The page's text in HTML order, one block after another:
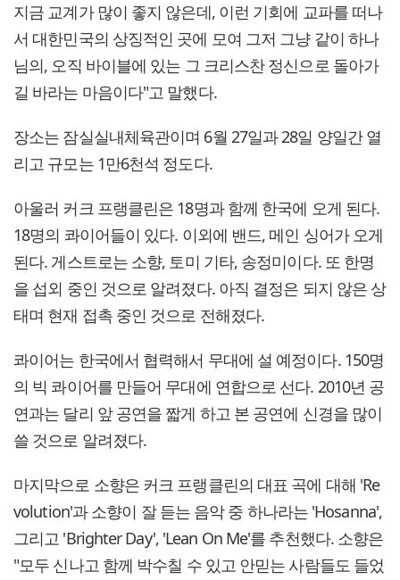
지금 교계가 많이 좋지 않은데, 이런 기회에 교파를 떠나
서 대한민국의 상징적인 곳에 모여 그저 그냥 같이 하나
님의, 오직 바이블에 있는 그 크리스찬 정신으로 돌아가
길 바라는 마음이다"고 말했다.
장소는 잠실실내체육관이며 6월 27일과 28일 양일간 열
리고 규모는 1만6천석 정도다.
아울러 커크 프랭클린은 18명과 함께 한국에 오게 된다.
18명의 콰이어들이 있다. 이외에 밴드, 메인 싱어가 오게
된다. 게스트로는 소향, 토미 기타, 송정미이다. 또 한명
을 섭외 중인 것으로 알려졌다. 아직 결정은 되지 않은 상
태며 현재 접촉 중인 것으로 전해졌다.
콰이어는 한국에서 협력해서 무대에 설 예정이다. 150명
의 빅 콰이어를 만들어 무대에 연합으로 선다. 2010년 공
연과는 달리 앞 공연을 짧게 하고 본 공연에 신경을 많이
쓸 것으로 알려졌다.
마지막으로 소향은 커크 프랭클린의 대표 곡에 대해 'Re
volution'과 소향이 잘 듣는 음악 중 하나라는 'Hosanna',
그리고 'Brighter Day', 'Lean On Me'를 추천했다. 소향은
"모두 신나고 함께 박수칠 수 있고 안믿는 사람들도 들었